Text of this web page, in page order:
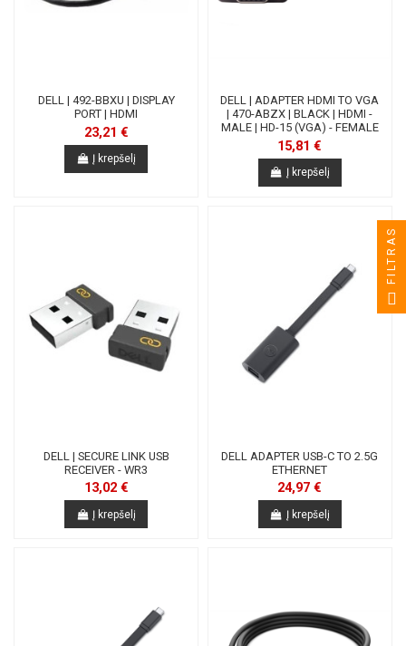
DELL | 492-BBXU | DISPLAY
PORT | HDMI
23,21 €
Į krepšelį
DELL | ADAPTER HDMI TO VGA
| 470-ABZX | BLACK | HDMI -
MALE | HD-15 (VGA) - FEMALE
15,81 €
Į krepšelį
DELL | SECURE LINK USB
RECEIVER - WR3
13,02 €
Į krepšelį
DELL ADAPTER USB-C TO 2.5G
ETHERNET
24,97 €
Į krepšelį
FILTRAS